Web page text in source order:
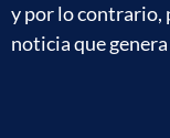
y por lo contrario,
noticia que